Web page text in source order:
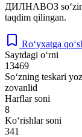
ДИЛНАВОЗ
taqdim qilingan.
Ro‘yxatga
Saytdagi o‘rni
13469
So‘zning teskari
zovanlid
Harflar soni
8
Ko‘rishlar soni
341